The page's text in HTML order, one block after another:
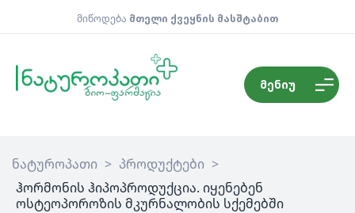
მიწოდება მთელი ქვეყნის მასშტაბით
მენიუ
ნატუროპათი > პროდუქტები >
ჰორმონის ჰიპოპროდუქცია. იყენებენ
ოსტეოპოროზის მკურნალობის სქემებში